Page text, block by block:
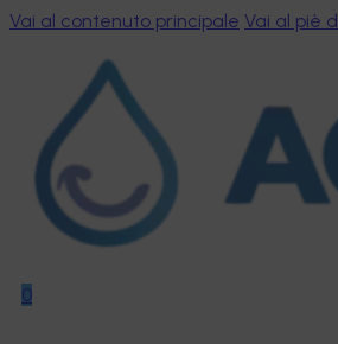
Vai al contenuto principale Vai al piè
0